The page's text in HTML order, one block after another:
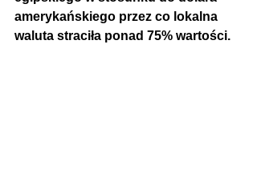
amerykańskiego przez co lokalna
waluta straciła ponad 75% wartości.